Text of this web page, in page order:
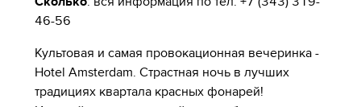
46-56
Культовая и самая провокационная вечеринка -
Hotel Amsterdam. Страстная ночь в лучших
традициях квартала красных фонарей!